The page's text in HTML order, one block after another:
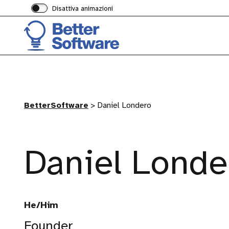
Disattiva animazioni
BetterSoftware > Daniel Londero
Daniel
He/Him